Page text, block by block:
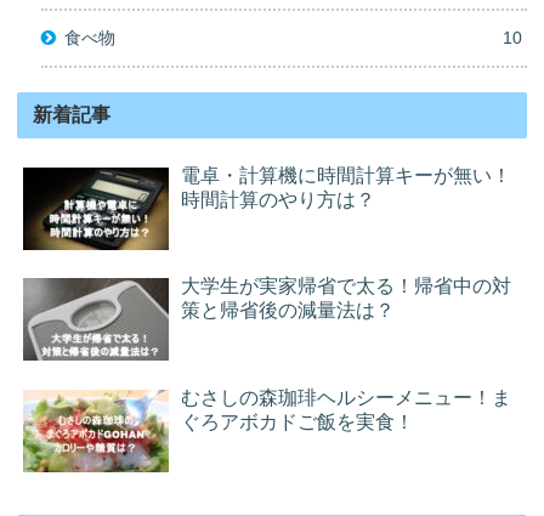
食べ物 10
新着記事
電卓・計算機に時間計算キーが無い！
時間計算のやり方は？
大学生が実家帰省で太る！帰省中の対
策と帰省後の減量法は？
むさしの森珈琲ヘルシーメニュー！ま
ぐろアボカドご飯を実食！